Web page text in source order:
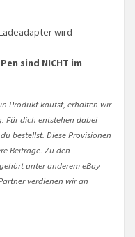
wird
sind NICHT im
Produkt kaufst, erhalten wir
Für dich entstehen dabei
bestellst. Diese Provisionen
Beiträge. Zu den
unter anderem eBay
verdienen wir an